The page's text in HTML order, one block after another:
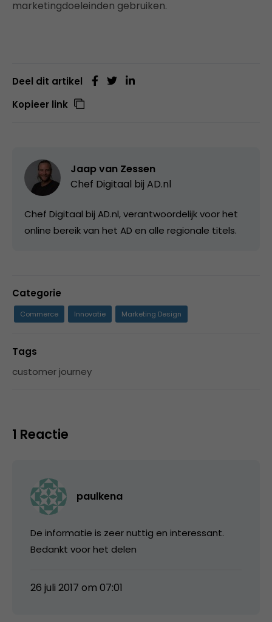
marketingdoeleinden gebruiken.
Deel dit artikel
Kopieer link
Jaap van Zessen
Chef Digitaal bij AD.nl
Chef Digitaal bij AD.nl, verantwoordelijk voor het
online bereik van het AD en alle regionale titels.
Categorie
Commerce Innovatie Marketing Design
Tags
customer journey
1 Reactie
paulkena
De informatie is zeer nuttig en interessant.
Bedankt voor het delen
26 juli 2017 om 07:01